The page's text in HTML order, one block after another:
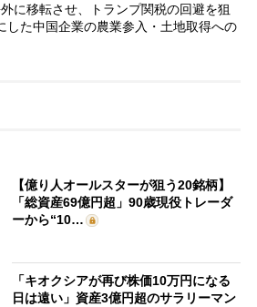
に移転させ、トランプ関税の回避を狙
た中国企業の農業参入・土地取得への
【億り人オールスターが狙う20銘柄】
「総資産69億円超」90歳現役トレーダ
ーから“10…
「キオクシアが再び株価10万円になる
日は遠い」資産3億円超のサラリーマン